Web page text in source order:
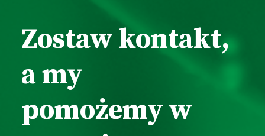
Zostaw kontakt,
a my
pomożemy w